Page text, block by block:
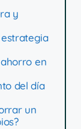
y
en
del día
un